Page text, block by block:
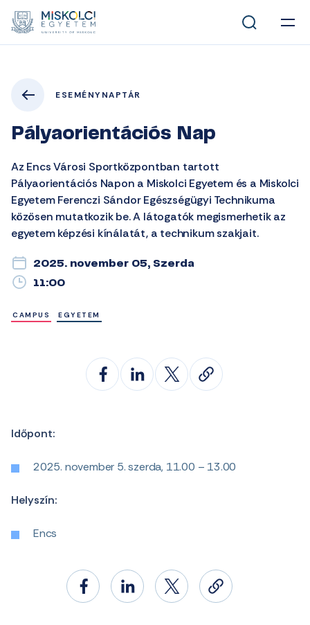
ESEMÉNYNAPTÁR
Pályaorientációs Nap
Az Encs Városi Sportközpontban tartott
Pályaorientációs Napon a Miskolci Egyetem és a Miskolci
Egyetem Ferenczi Sándor Egészségügyi Technikuma
közösen mutatkozik be. A látogatók megismerhetik az
egyetem képzési kínálatát, a technikum szakjait.
2025. november 05, Szerda
11:00
CAMPUS EGYETEM
Időpont:
2025. november 5. szerda, 11.00 – 13.00
Helyszín:
Encs